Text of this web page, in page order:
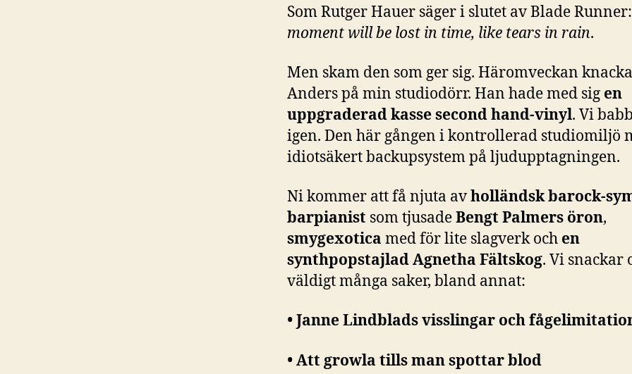
Som Rutger Hauer säger i slutet av Blade
moment will be lost in time, like tears in rain.
Men skam den som ger sig. Häromveckan
Anders på min studiodörr. Han hade med sig en
uppgraderad kasse second hand-vinyl. Vi
igen. Den här gången i kontrollerad studiomiljö
idiotsäkert backupsystem på ljudupptagningen.
Ni kommer att få njuta avholländsk barock-
barpianist som tjusadeBengt Palmers öron,
smygexotica med för lite slagverk och en
synthpopstajlad Agnetha Fältskog. Vi snackar
väldigt många saker, bland annat:
• Janne Lindblads visslingar och
• Att growla tills man spottar blod